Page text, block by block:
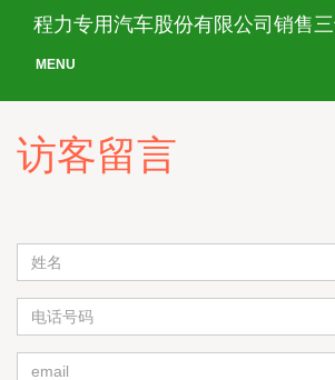
程力专用汽车股份有限公司销售三
MENU
访客留言